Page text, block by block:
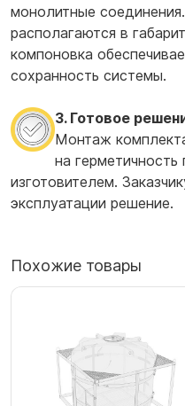
монолитные
располагаются в
компоновка
сохранность системы.
3. Готовое
Монтаж
на
изготовителем.
эксплуатации решение.
Похожие товары